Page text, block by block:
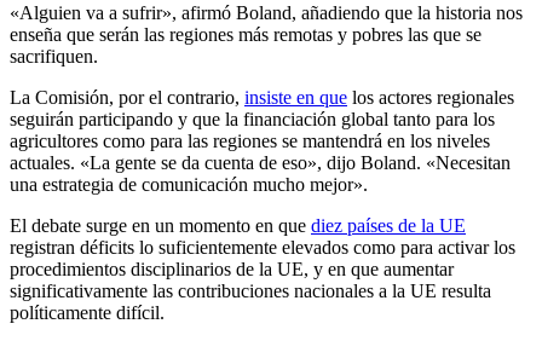
«Alguien va a sufrir», afirmó Boland, añadiendo que la historia nos
enseña que serán las regiones más remotas y pobres las que se
sacrifiquen.
La Comisión, por el contrario, insiste en que los actores regionales
seguirán participando y que la financiación global tanto para los
agricultores como para las regiones se mantendrá en los niveles
actuales. «La gente se da cuenta de eso», dijo Boland. «Necesitan
una estrategia de comunicación mucho mejor».
El debate surge en un momento en que diez países de la UE
registran déficits lo suficientemente elevados como para activar los
procedimientos disciplinarios de la UE, y en que aumentar
significativamente las contribuciones nacionales a la UE resulta
políticamente difícil.